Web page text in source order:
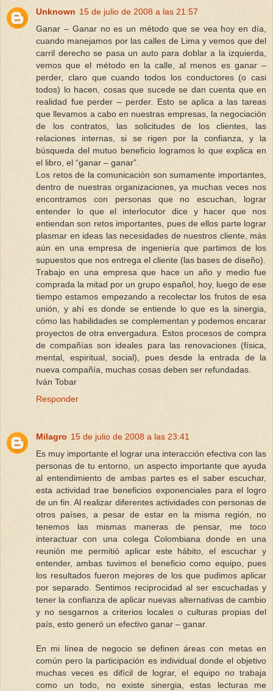
Unknown 15 de julio de 2008 a las 21:57
Ganar – Ganar no es un método que se vea hoy en día,
cuando manejamos por las calles de Lima y vemos que del
carril derecho se pasa un auto para doblar a la izquierda,
vemos que el método en la calle, al menos es ganar –
perder, claro que cuando todos los conductores (o casi
todos) lo hacen, cosas que sucede se dan cuenta que en
realidad fue perder – perder. Esto se aplica a las tareas
que llevamos a cabo en nuestras empresas, la negociación
de los contratos, las solicitudes de los clientes, las
relaciones internas, si se rigen por la confianza, y la
búsqueda del mutuo beneficio logramos lo que explica en
el libro, el “ganar – ganar”.
Los retos de la comunicación son sumamente importantes,
dentro de nuestras organizaciones, ya muchas veces nos
encontramos con personas que no escuchan, lograr
entender lo que el interlocutor dice y hacer que nos
entiendan son retos importantes, pues de ellos parte lograr
plasmar en ideas las necesidades de nuestros cliente, más
aún en una empresa de ingeniería que partimos de los
supuestos que nos entrega el cliente (las bases de diseño).
Trabajo en una empresa que hace un año y medio fue
comprada la mitad por un grupo español, hoy, luego de ese
tiempo estamos empezando a recolectar los frutos de esa
unión, y ahí es donde se entiende lo que es la sinergia,
cómo las habilidades se complementan y podemos encarar
proyectos de otra envergadura. Estos procesos de compra
de compañías son ideales para las renovaciones (física,
mental, espiritual, social), pues desde la entrada de la
nueva compañía, muchas cosas deben ser refundadas.
Iván Tobar
Responder
Milagro 15 de julio de 2008 a las 23:41
Es muy importante el lograr una interacción efectiva con las
personas de tu entorno, un aspecto importante que ayuda
al entendimiento de ambas partes es el saber escuchar,
esta actividad trae beneficios exponenciales para el logro
de un fin. Al realizar diferentes actividades con personas de
otros países, a pesar de estar en la misma región, no
tenemos las mismas maneras de pensar, me toco
interactuar con una colega Colombiana donde en una
reunión me permitió aplicar este hábito, el escuchar y
entender, ambas tuvimos el beneficio como equipo, pues
los resultados fueron mejores de los que pudimos aplicar
por separado. Sentimos reciprocidad al ser escuchadas y
tener la confianza de aplicar nuevas alternativas de cambio
y no sesgarnos a criterios locales o culturas propias del
país, esto generó un efectivo ganar – ganar.
En mi línea de negocio se definen áreas con metas en
común pero la participación es individual donde el objetivo
muchas veces es difícil de lograr, el equipo no trabaja
como un todo, no existe sinergia, estas lecturas me